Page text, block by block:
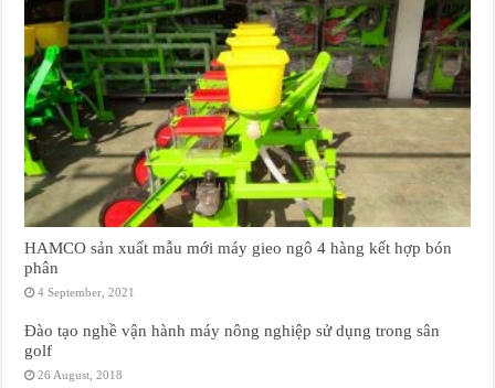
HAMCO sản xuất mẫu mới máy gieo ngô 4 hàng kết hợp bón
phân
4 September, 2021
Đào tạo nghề vận hành máy nông nghiệp sử dụng trong sân
golf
26 August, 2018